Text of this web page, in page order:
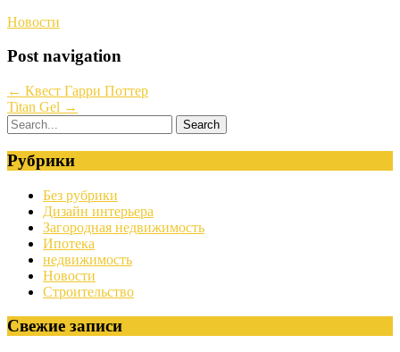
Новости
Post navigation
← Квест Гарри Поттер
Titan Gel →
Рубрики
Без рубрики
Дизайн интерьера
Загородная недвижимость
Ипотека
недвижимость
Новости
Строительство
Свежие записи